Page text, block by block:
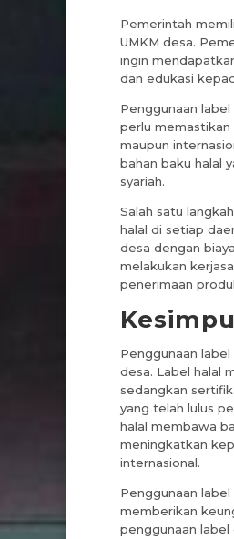
Pemerintah
UMKM desa.
ingin
dan edukasi
Penggunaan
perlu memastikan
maupun
bahan baku halal
syariah.
Salah satu
halal di setiap
desa dengan
melakukan
penerimaan
Penggunaan
desa. Label halal
sedangkan
yang telah lulus
halal membawa
meningkatkan
internasional.
Penggunaan
memberikan
penggunaan label